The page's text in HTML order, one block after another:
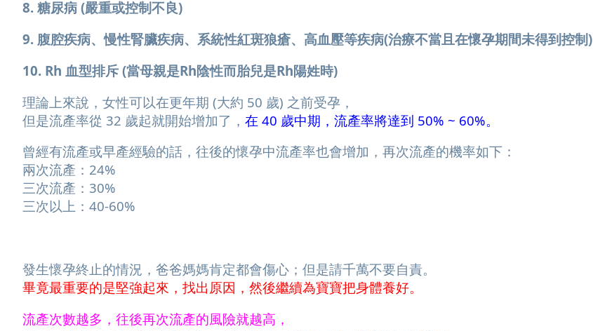
8. 糖尿病 (嚴重或控制不良)
9. 腹腔疾病、慢性腎臟疾病、系統性紅斑狼瘡、高血壓等疾病(治療不當且在懷孕期間未得到控制)
10. Rh 血型排斥 (當母親是Rh陰性而胎兒是Rh陽姓時)
理論上來說，女性可以在更年期 (大約 50 歲) 之前受孕，
但是流產率從 32 歲起就開始增加了， 在 40 歲中期，流產率將達到 50% ~ 60%。
曾經有流產或早產經驗的話，往後的懷孕中流產率也會增加，再次流產的機率如下：
兩次流產：24%
三次流產：30%
三次以上：40-60%
發生懷孕終止的情況，爸爸媽媽肯定都會傷心；但是請千萬不要自責。
畢竟最重要的是堅強起來，找出原因，然後繼續為寶寶把身體養好。
流產次數越多，往後再次流產的風險就越高，